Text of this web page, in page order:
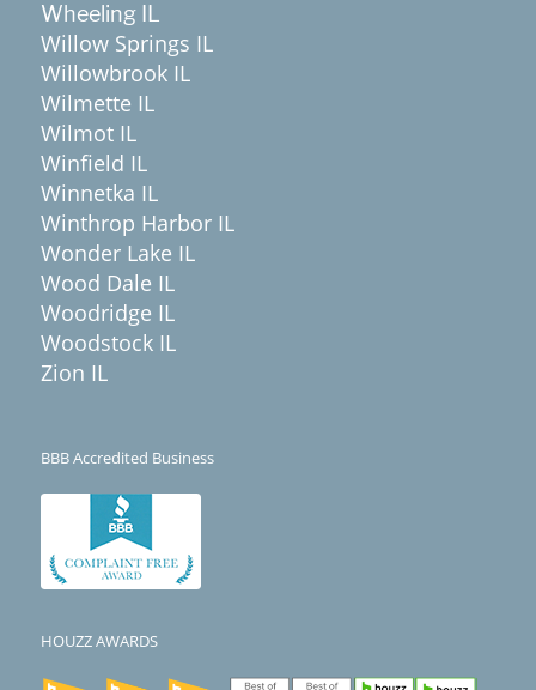
Wheeling IL
Willow Springs IL
Willowbrook IL
Wilmette IL
Wilmot IL
Winfield IL
Winnetka IL
Winthrop Harbor IL
Wonder Lake IL
Wood Dale IL
Woodridge IL
Woodstock IL
Zion IL
BBB Accredited Business
HOUZZ AWARDS